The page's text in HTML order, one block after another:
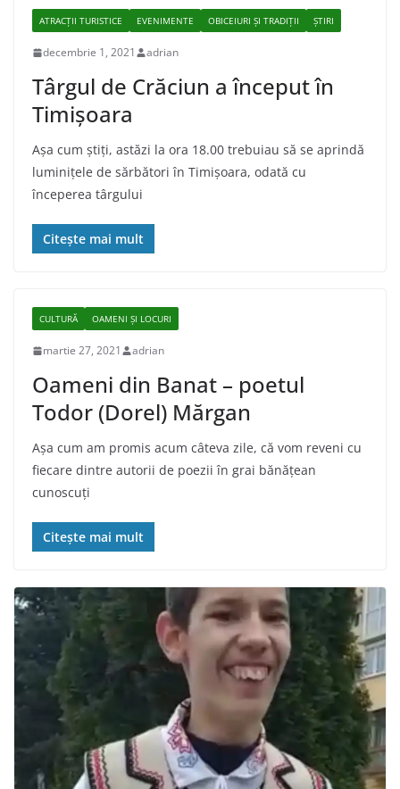
ATRACȚII TURISTICE EVENIMENTE OBICEIURI ȘI TRADIȚII ȘTIRI
decembrie 1, 2021 adrian
Târgul de Crăciun a început în
Timișoara
Așa cum știți, astăzi la ora 18.00 trebuiau să se aprindă
luminițele de sărbători în Timișoara, odată cu
începerea târgului
Citește mai mult
CULTURĂ OAMENI ȘI LOCURI
martie 27, 2021 adrian
Oameni din Banat – poetul
Todor (Dorel) Mărgan
Așa cum am promis acum câteva zile, că vom reveni cu
fiecare dintre autorii de poezii în grai bănățean
cunoscuți
Citește mai mult